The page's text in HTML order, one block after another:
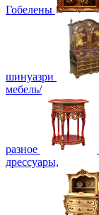
Гобелены
шинуазри
мебель/
разное
дрессуары,